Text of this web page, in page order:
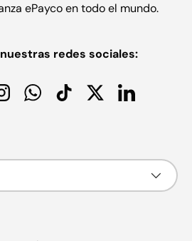
ePayco en todo el mundo.
redes sociales:
InstagramWhatsAppTikTokTwitterLinkedIn